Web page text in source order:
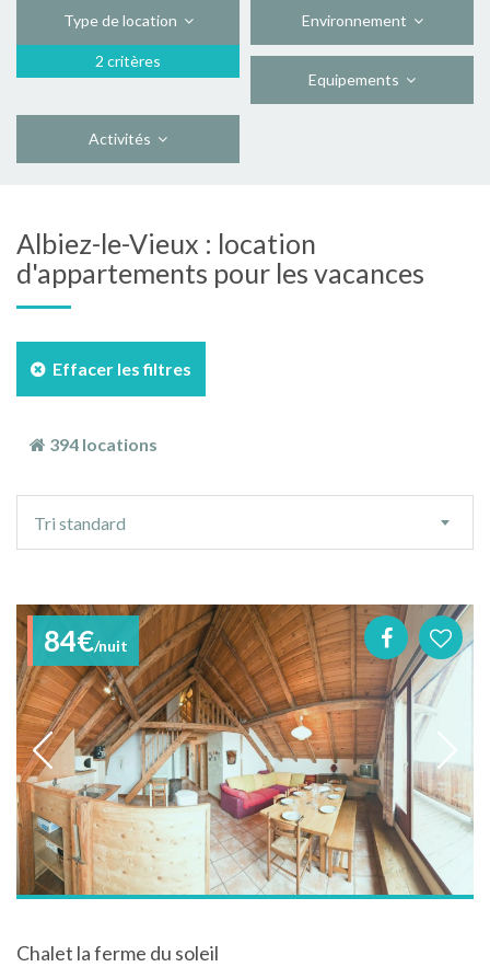
Type de location
2 critères
Environnement
Equipements
Activités
Albiez-le-Vieux : location
d'appartements pour les vacances
Effacer les filtres
394 locations
tri
Tri standard
84€/nuit
Chalet la ferme du soleil